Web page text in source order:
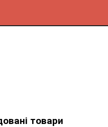
товари